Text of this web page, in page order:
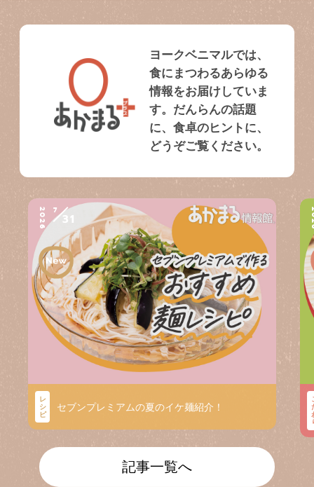
ヨークベニマルでは、
食にまつわるあらゆる
情報をお届けしていま
す。だんらんの話題
に、食卓のヒントに、
どうぞご覧ください。
2026 7
31
レ
シ
ピ
セブンプレミアムの夏のイケ麺紹介！
記事一覧へ